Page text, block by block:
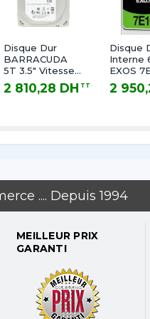
Disque Dur
BARRACUDA
5T 3.5" Vitesse
de 5 900 tr/min
Mémoire
2 810,28 DH TTC
Disque
Interne
EXOS
SATA III
512E/
2
.... Depuis 1994
MEILLEUR PRIX
GARANTI